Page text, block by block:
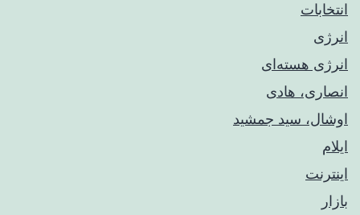
انتخابات
انرژی
انرژی هسته‌ای
انصاری، هادی
اوشال، سید جمشید
ایلام
اینترنت
بازار